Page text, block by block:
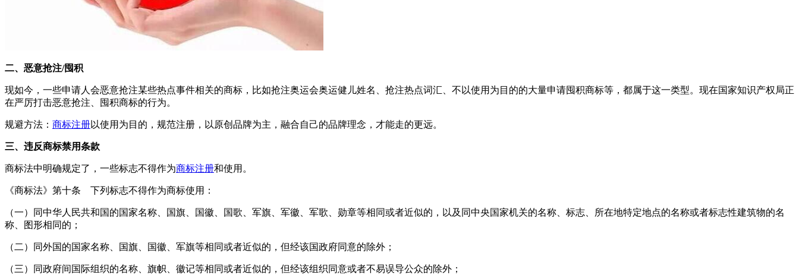
二、恶意抢注/囤积
现如今，一些申请人会恶意抢注某些热点事件相关的商标，比如抢注奥运会奥运健儿姓名、抢注热点词汇、不以使用为目的的大量申请囤积商标等，都属于这一类型。现在国家知识产权局正
在严厉打击恶意抢注、囤积商标的行为。
规避方法： 商标注册以使用为目的，规范注册，以原创品牌为主，融合自己的品牌理念，才能走的更远。
三、违反商标禁用条款
商标法中明确规定了，一些标志不得作为商标注册和使用。
《商标法》第十条 下列标志不得作为商标使用：
（一）同中华人民共和国的国家名称、国旗、国徽、国歌、军旗、军徽、军歌、勋章等相同或者近似的，以及同中央国家机关的名称、标志、所在地特定地点的名称或者标志性建筑物的名
称、图形相同的；
（二）同外国的国家名称、国旗、国徽、军旗等相同或者近似的，但经该国政府同意的除外；
（三）同政府间国际组织的名称、旗帜、徽记等相同或者近似的，但经该组织同意或者不易误导公众的除外；